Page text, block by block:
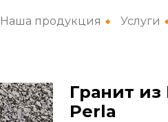
Наша продукция Услуги
Гранит
Perla